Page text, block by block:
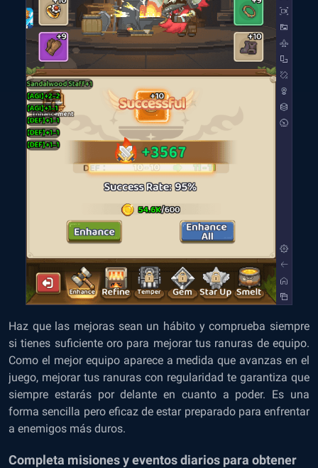
Haz que las mejoras sean un hábito y comprueba siempre
si tienes suficiente oro para mejorar tus ranuras de equipo.
Como el mejor equipo aparece a medida que avanzas en el
juego, mejorar tus ranuras con regularidad te garantiza que
siempre estarás por delante en cuanto a poder. Es una
forma sencilla pero eficaz de estar preparado para enfrentar
a enemigos más duros.
Completa misiones y eventos diarios para obtener